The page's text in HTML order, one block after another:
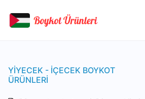
YIYECEK - IÇECEK BOYKOT
ÜRÜNLERI